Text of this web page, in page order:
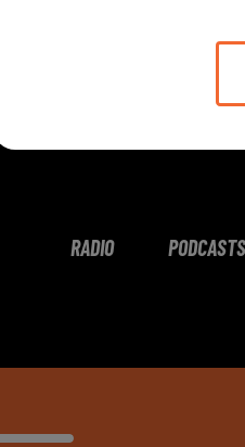
RADIO PODCASTS